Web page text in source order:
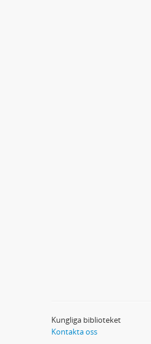
Kungliga biblioteket
Kontakta oss